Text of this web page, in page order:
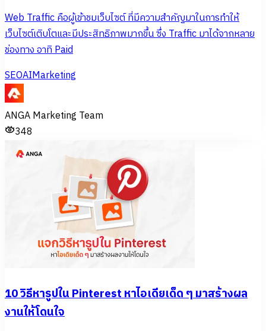
Web Traffic คือผู้เข้าชมเว็บไซต์ ที่มีความสำคัญมาในการทำให้
เว็บไซต์เติบโตและมีประสิทธิภาพมากขึ้น ซึ่ง Traffic มาได้จากหลาย
ช่องทาง อาทิ Paid
SEOAIMarketing
ANGA Marketing Team
348
10 วิธีหารูปใน Pinterest หาไอเดียเด็ด ๆ มาสร้างผล
งานให้โดนใจ